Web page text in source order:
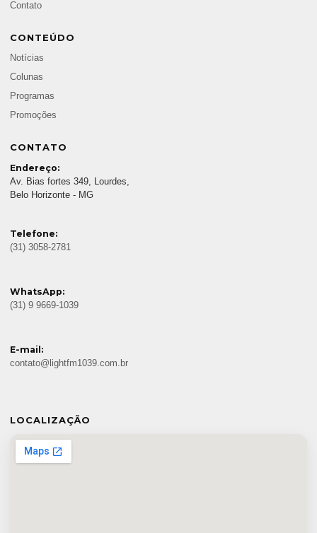
Contato
CONTEÚDO
Notícias
Colunas
Programas
Promoções
CONTATO
Endereço:
Av. Bias fortes 349, Lourdes,
Belo Horizonte - MG
Telefone:
(31) 3058-2781
WhatsApp:
(31) 9 9669-1039
E-mail:
contato@lightfm1039.com.br
LOCALIZAÇÃO